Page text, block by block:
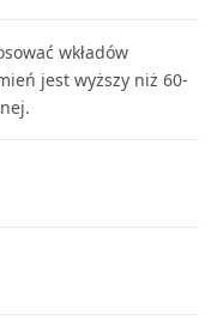
wkładów
jest wyższy niż 60-